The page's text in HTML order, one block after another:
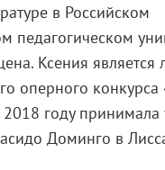
в Российском
педагогическом
Ксения является
оперного конкурса
году принимала
Доминго в